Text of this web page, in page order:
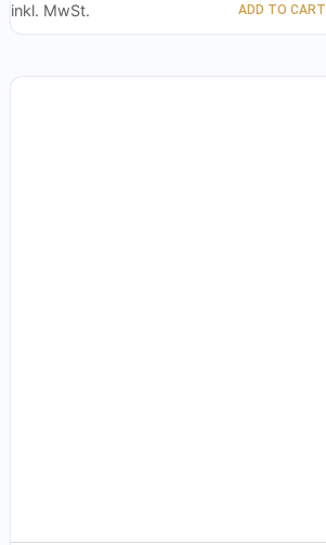
inkl. MwSt. ADD TO CART